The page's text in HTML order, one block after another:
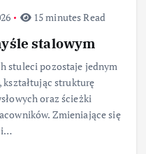
15 minutes Read
stalowym
stuleci pozostaje jednym
strukturę
oraz ścieżki
Zmieniające się
i…